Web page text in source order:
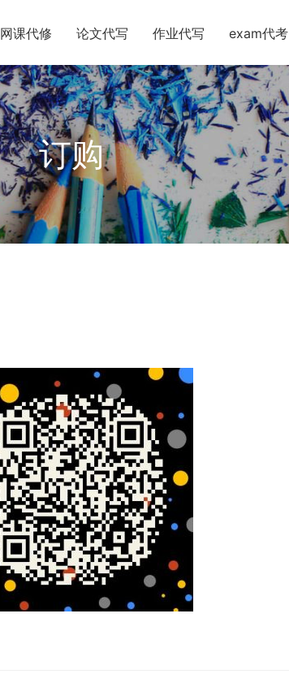
网课代修 论文代写 作业代写 exam代考
订购